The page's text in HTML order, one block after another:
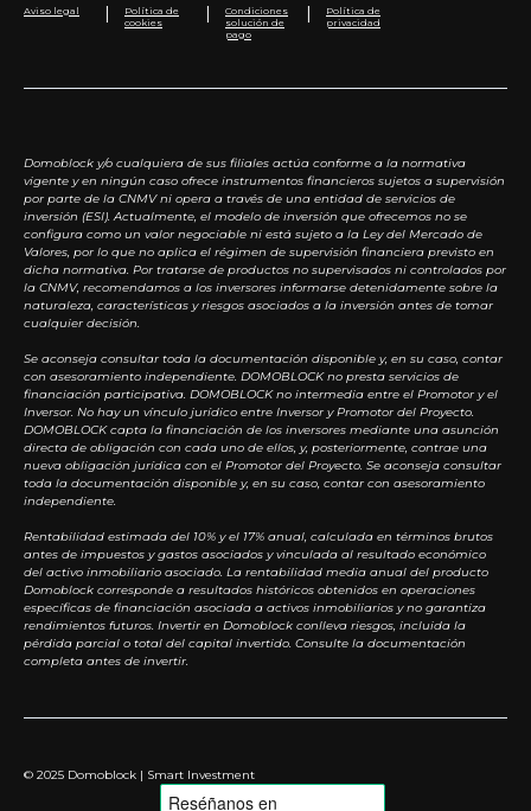
Aviso legal |
Política de
cookies
|
Condiciones
solución de
pago
|
Política de
privacidad
Domoblock y/o cualquiera de sus filiales actúa conforme a la normativa
vigente y en ningún caso ofrece instrumentos financieros sujetos a supervisión
por parte de la CNMV ni opera a través de una entidad de servicios de
inversión (ESI). Actualmente, el modelo de inversión que ofrecemos no se
configura como un valor negociable ni está sujeto a la Ley del Mercado de
Valores, por lo que no aplica el régimen de supervisión financiera previsto en
dicha normativa. Por tratarse de productos no supervisados ni controlados por
la CNMV, recomendamos a los inversores informarse detenidamente sobre la
naturaleza, características y riesgos asociados a la inversión antes de tomar
cualquier decisión.
Se aconseja consultar toda la documentación disponible y, en su caso, contar
con asesoramiento independiente. DOMOBLOCK no presta servicios de
financiación participativa. DOMOBLOCK no intermedia entre el Promotor y el
Inversor. No hay un vínculo jurídico entre Inversor y Promotor del Proyecto.
DOMOBLOCK capta la financiación de los inversores mediante una asunción
directa de obligación con cada uno de ellos, y, posteriormente, contrae una
nueva obligación jurídica con el Promotor del Proyecto. Se aconseja consultar
toda la documentación disponible y, en su caso, contar con asesoramiento
independiente.
Rentabilidad estimada del 10% y el 17% anual, calculada en términos brutos
antes de impuestos y gastos asociados y vinculada al resultado económico
del activo inmobiliario asociado. La rentabilidad media anual del producto
Domoblock corresponde a resultados históricos obtenidos en operaciones
específicas de financiación asociada a activos inmobiliarios y no garantiza
rendimientos futuros. Invertir en Domoblock conlleva riesgos, incluida la
pérdida parcial o total del capital invertido. Consulte la documentación
completa antes de invertir.
© 2025 Domoblock | Smart Investment